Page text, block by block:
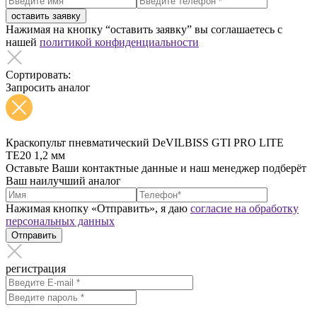
оставить заявку
Нажимая на кнопку “оставить заявку” вы соглашаетесь с
нашей политикой конфиденциальности
Сортировать:
Запросить аналог
Краскопульт пневматический DeVILBISS GTI PRO LITE
TE20 1,2 мм
Оставьте Ваши контактные данные и наш менеджер подберёт
Ваш наилучший аналог
Нажимая кнопку «Отправить», я даю согласие на обработку
персональных данных
Отправить
регистрация